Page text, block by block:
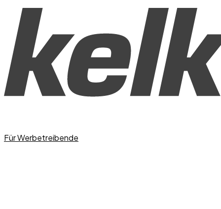
Für Werbetreibende